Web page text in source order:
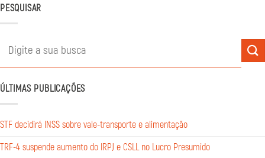
PESQUISAR
ÚLTIMAS PUBLICAÇÕES
STF decidirá INSS sobre vale-transporte e alimentação
TRF-4 suspende aumento do IRPJ e CSLL no Lucro Presumido